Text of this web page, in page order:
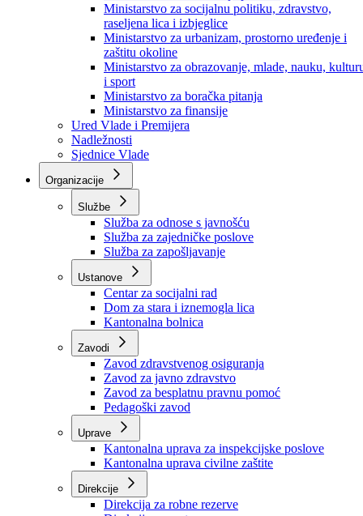
Ministarstvo za privredu
Ministarstvo za pravosuđe, upravu i radne odnose
Ministarstvo za unutrašnje poslove
Ministarstvo za socijalnu politiku, zdravstvo,
raseljena lica i izbjeglice
Ministarstvo za urbanizam, prostorno uređenje i
zaštitu okoline
Ministarstvo za obrazovanje, mlade, nauku,
i sport
Ministarstvo za boračka pitanja
Ministarstvo za finansije
Ured Vlade i Premijera
Nadležnosti
Sjednice Vlade
Organizacije
Službe
Služba za odnose s javnošću
Služba za zajedničke poslove
Služba za zapošljavanje
Ustanove
Centar za socijalni rad
Dom za stara i iznemogla lica
Kantonalna bolnica
Zavodi
Zavod zdravstvenog osiguranja
Zavod za javno zdravstvo
Zavod za besplatnu pravnu pomoć
Pedagoški zavod
Kantonalna uprava za inspekcijske poslove
Kantonalna uprava civilne zaštite